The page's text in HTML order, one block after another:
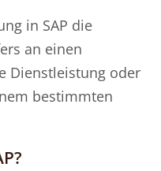
in SAP die
an einen
Dienstleistung oder
bestimmten